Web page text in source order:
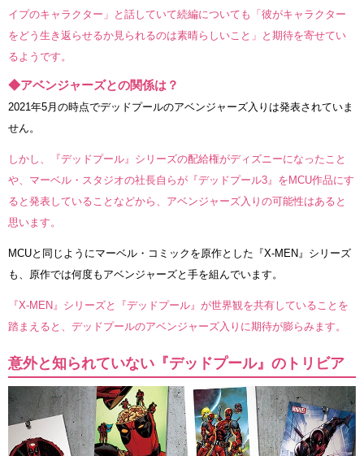
イプのキャラクター」と話していて続編についても「彼がキャラクター
をどう生き返らせるか見られるのは素晴らしいこと」と期待を寄せてい
るようです。
◆アベンジャーズとの関係は？
2021年5月の時点でデッドプールのアベンジャーズ入りは発表されていま
せん。
しかし、『デッドプール』シリーズの配給権がディズニーになったこと
や、マーベル・スタジオの社長自らが『デッドプール3』をMCU作品にす
ると発表していることなどから、アベンジャーズ入りの可能性はあると
思います。
MCUと同じようにマーベル・コミックを原作とした『X-MEN』シリーズ
も、原作では何度もアベンジャーズと手を組んでいます。
『X-MEN』シリーズと『デッドプール』が世界観を共有していることを
踏まえると、デッドプールのアベンジャーズ入りに期待が膨らみます。
意外と知られていない『デッドプール』のトリビア